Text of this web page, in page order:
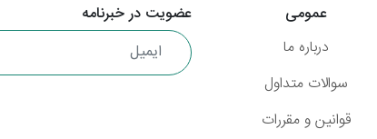
عضویت در خبرنامه
عمومی
درباره ما
سوالات متداول
قوانین و مقررات